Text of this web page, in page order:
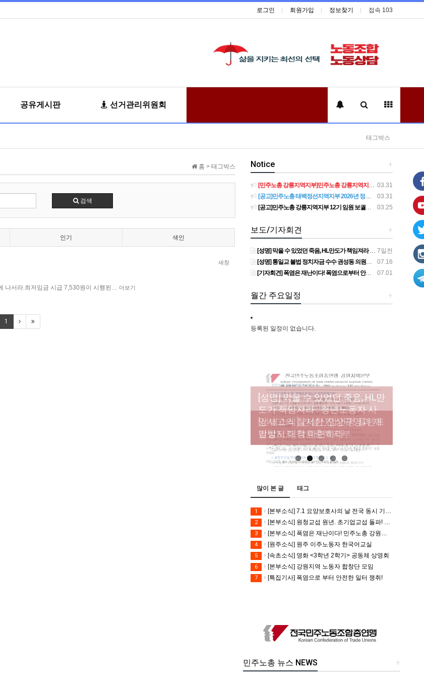
로그인 회원가입 정보찾기 접속 103
공유게시판 선거관리위원회
태그박스
홈 > 태그박스
검색
인기 색인
새창
나서라.최저임금 시급 7,530원이 시행된… 더보기
1
+
Notice
03.31
[민주노총 강릉지역지부]민주노총 강릉지역지부 제12기 임원 보궐선거결과 공고
03.31
[공고]민주노총 태백정선지역지부 2026년 정기 대의원대회 재소집 건
03.25
[공고]민주노총 강릉지역지부 12기 임원 보궐선거 후보자 확정 공고
+
보도/기자회견
7일전
[성명] 막을 수 있었던 죽음, HL만도가 책임져라 : 청년노동자 사망사고의 철저한 진상규명과 재발방지 대책 마련하라
07.16
[성명] 통일교 불법 정치자금 수수 권성동 의원직 상실, 사필귀정이다
07.01
[기자회견] 폭염은 재난이다! 폭염으로부터 안전한 일터를 위한 민주노총 강원지역본부 폭염감시단 선포 기자회견
+
월간 주요일정
등록된 일정이 없습니다.
[성명] 막을 수 있었던 죽음, HL만
도가 책임져라 : 청년노동자 사
망사고의 철저한 진상규명과 재
발방지 대책 마련하라
[산별소식] 건설산업연맹 플랜트
건설노조 강원충북지부
[강릉,속초,원주,춘천] 폭염감시
단 사업 이모저모
[조합원☆인터뷰] 서비스연맹 전
국학교비정규직노동조합 강원
지부 김유미 춘천지회장
[본부소식] 강원지역 노동자 합
창단 모임
많이 본 글 태그
1 [본부소식] 7.1 요양보호사의 날 전국 동시 기자회견
2 [본부소식] 원청교섭 원년. 초기업교섭 돌파! 모든 노동자의 노동기본권 쟁취! 민주노총 7.15 총파업대회
3 [본부소식] 폭염은 재난이다! 민주노총 강원지역본부 폭염감시단 선포 기자회견
4 [원주소식] 원주 이주노동자 한국어교실
5 [속초소식] 영화 <3학년 2학기> 공동체 상영회
6 [본부소식] 강원지역 노동자 합창단 모임
7 [특집기사] 폭염으로 부터 안전한 일터 쟁취!
+
민주노총 뉴스 NEWS